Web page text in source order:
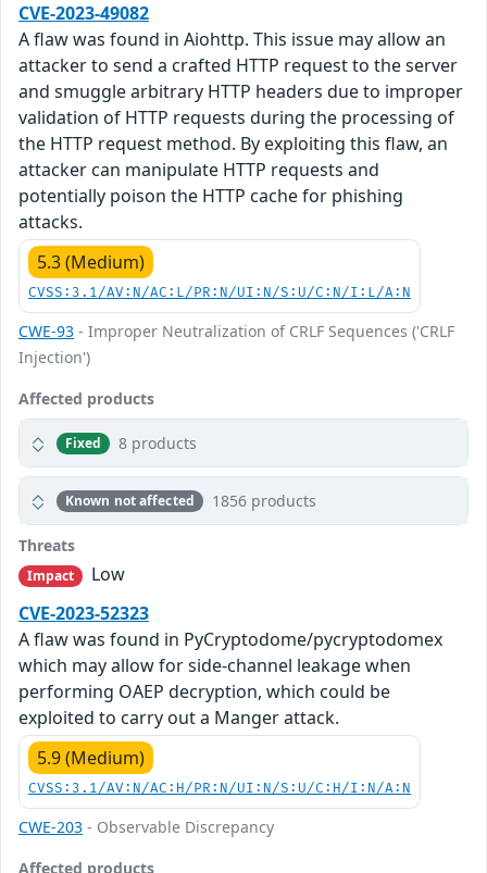
CVE-2023-49082
A flaw was found in Aiohttp. This issue may allow an
attacker to send a crafted HTTP request to the server
and smuggle arbitrary HTTP headers due to improper
validation of HTTP requests during the processing of
the HTTP request method. By exploiting this flaw, an
attacker can manipulate HTTP requests and
potentially poison the HTTP cache for phishing
attacks.
5.3 (Medium)
CVSS:3.1/AV:N/AC:L/PR:N/UI:N/S:U/C:N/I:L/A:N
CWE-93 - Improper Neutralization of CRLF Sequences ('CRLF
Injection')
Affected products
Fixed 8 products
Known not affected 1856 products
Threats
Impact
Low
CVE-2023-52323
A flaw was found in PyCryptodome/pycryptodomex
which may allow for side-channel leakage when
performing OAEP decryption, which could be
exploited to carry out a Manger attack.
5.9 (Medium)
CVSS:3.1/AV:N/AC:H/PR:N/UI:N/S:U/C:H/I:N/A:N
CWE-203 - Observable Discrepancy
Affected products